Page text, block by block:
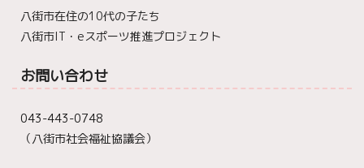
八街市在住の10代の子たち
八街市IT・eスポーツ推進プロジェクト
お問い合わせ
043-443-0748
（八街市社会福祉協議会）